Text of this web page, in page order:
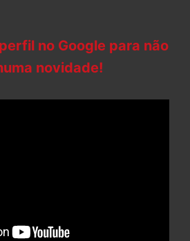
no Google para não
novidade!